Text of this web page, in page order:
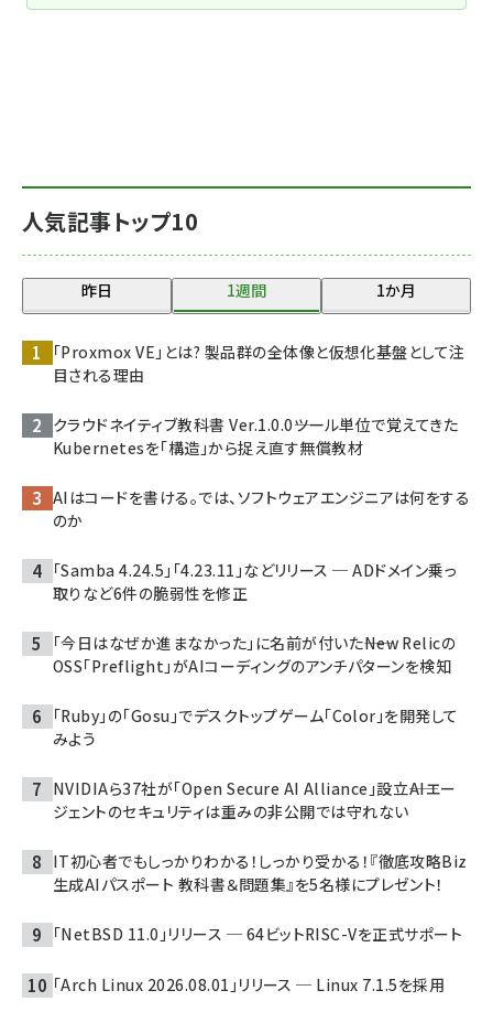
人気記事トップ10
昨日 1週間 1か月
「Proxmox VE」とは? 製品群の全体像と仮想化基盤として注
目される理由
クラウドネイティブ教科書 Ver.1.0.0――ツール単位で覚えてきた
Kubernetesを「構造」から捉え直す無償教材
AIはコードを書ける。では、ソフトウェアエンジニアは何をする
のか
「Samba 4.24.5」「4.23.11」などリリース ─ ADドメイン乗っ
取りなど6件の脆弱性を修正
「今日はなぜか進まなかった」に名前が付いた――New Relicの
OSS「Preflight」がAIコーディングのアンチパターンを検知
「Ruby」の「Gosu」でデスクトップゲーム「Color」を開発して
みよう
NVIDIAら37社が「Open Secure AI Alliance」設立――AIエー
ジェントのセキュリティは重みの非公開では守れない
IT初心者でもしっかりわかる！しっかり受かる！『徹底攻略Biz
生成AIパスポート 教科書＆問題集』を5名様にプレゼント！
「NetBSD 11.0」リリース ─ 64ビットRISC-Vを正式サポート
「Arch Linux 2026.08.01」リリース ─ Linux 7.1.5を採用